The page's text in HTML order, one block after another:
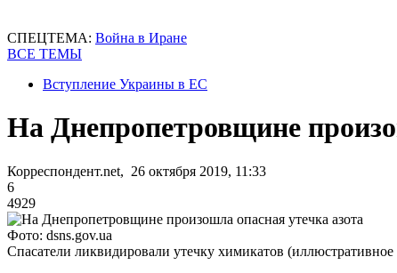
СПЕЦТЕМА: Война в Иране
ВСЕ ТЕМЫ
Вступление Украины в ЕС
На Днепропетровщине
Корреспондент.net, 26 октября 2019, 11:33
6
4929
Фото: dsns.gov.ua
Спасатели ликвидировали утечку химикатов